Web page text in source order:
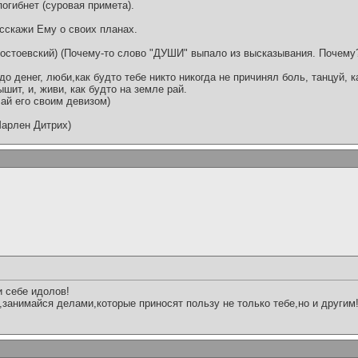
(суровая примета).
Ему о своих планах.
(Почему-то слово "ДУШИ" выпало из высказывания.
денег, люби,как будто тебе никто никогда не причинял боль, танцуй,
и, живи, как будто на земле рай.
его своим девизом)
Дитрих)
идолов!
делами,которые приносят пользу не только тебе,но и другим!